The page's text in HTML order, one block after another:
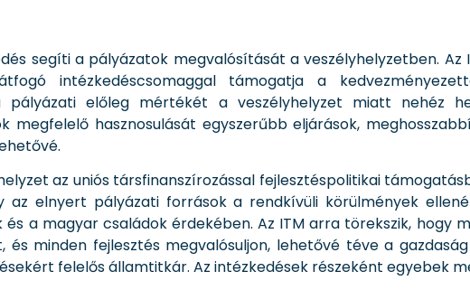
segíti a pályázatok megvalósítását a veszélyhelyzetben. Az
intézkedéscsomaggal támogatja a
előleg mértékét a veszélyhelyzet miatt nehéz
megfelelő hasznosulását egyszerűbb eljárások,
az uniós társfinanszírozással fejlesztéspolitikai
az elnyert pályázati források a rendkívüli körülmények
és a magyar családok érdekében. Az ITM arra törekszik, hogy
minden fejlesztés megvalósuljon, lehetővé téve a
felelős államtitkár. Az intézkedések részeként egyebek